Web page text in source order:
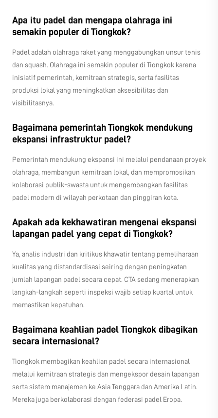
Apa itu padel dan mengapa olahraga ini
semakin populer di Tiongkok?
Padel adalah olahraga raket yang menggabungkan unsur tenis
dan squash. Olahraga ini semakin populer di Tiongkok karena
inisiatif pemerintah, kemitraan strategis, serta fasilitas
produksi lokal yang meningkatkan aksesibilitas dan
visibilitasnya.
Bagaimana pemerintah Tiongkok mendukung
ekspansi infrastruktur padel?
Pemerintah mendukung ekspansi ini melalui pendanaan proyek
olahraga, membangun kemitraan lokal, dan mempromosikan
kolaborasi publik-swasta untuk mengembangkan fasilitas
padel modern di wilayah perkotaan dan pinggiran kota.
Apakah ada kekhawatiran mengenai ekspansi
lapangan padel yang cepat di Tiongkok?
Ya, analis industri dan kritikus khawatir tentang pemeliharaan
kualitas yang distandardisasi seiring dengan peningkatan
jumlah lapangan padel secara cepat. CTA sedang menerapkan
langkah-langkah seperti inspeksi wajib setiap kuartal untuk
memastikan kepatuhan.
Bagaimana keahlian padel Tiongkok dibagikan
secara internasional?
Tiongkok membagikan keahlian padel secara internasional
melalui kemitraan strategis dan mengekspor desain lapangan
serta sistem manajemen ke Asia Tenggara dan Amerika Latin.
Mereka juga berkolaborasi dengan federasi padel Eropa.